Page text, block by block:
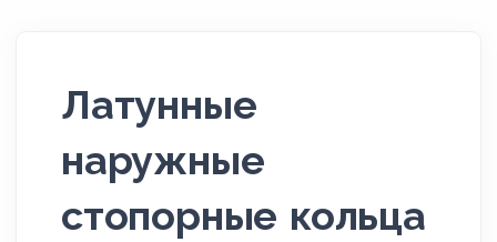
Латунные
наружные
стопорные кольца